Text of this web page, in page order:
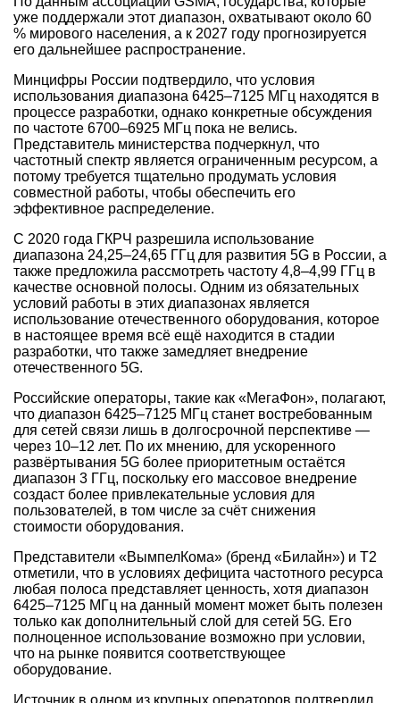
уже поддержали этот диапазон, охватывают около 60
% мирового населения, а к 2027 году прогнозируется
его дальнейшее распространение.
Минцифры России подтвердило, что условия
использования диапазона 6425–7125 МГц находятся в
процессе разработки, однако конкретные обсуждения
по частоте 6700–6925 МГц пока не велись.
Представитель министерства подчеркнул, что
частотный спектр является ограниченным ресурсом, а
потому требуется тщательно продумать условия
совместной работы, чтобы обеспечить его
эффективное распределение.
С 2020 года ГКРЧ разрешила использование
диапазона 24,25–24,65 ГГц для развития 5G в России, а
также предложила рассмотреть частоту 4,8–4,99 ГГц в
качестве основной полосы. Одним из обязательных
условий работы в этих диапазонах является
использование отечественного оборудования, которое
в настоящее время всё ещё находится в стадии
разработки, что также замедляет внедрение
отечественного 5G.
Российские операторы, такие как «МегаФон», полагают,
что диапазон 6425–7125 МГц станет востребованным
для сетей связи лишь в долгосрочной перспективе —
через 10–12 лет. По их мнению, для ускоренного
развёртывания 5G более приоритетным остаётся
диапазон 3 ГГц, поскольку его массовое внедрение
создаст более привлекательные условия для
пользователей, в том числе за счёт снижения
стоимости оборудования.
Представители «ВымпелКома» (бренд «Билайн») и Т2
отметили, что в условиях дефицита частотного ресурса
любая полоса представляет ценность, хотя диапазон
6425–7125 МГц на данный момент может быть полезен
только как дополнительный слой для сетей 5G. Его
полноценное использование возможно при условии,
что на рынке появится соответствующее
оборудование.